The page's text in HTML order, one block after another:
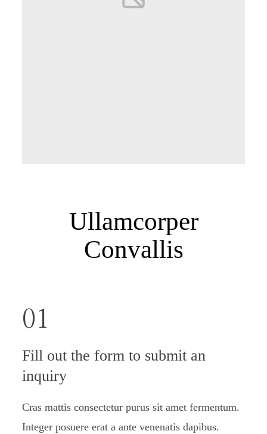
Ullamcorper
Convallis
01
Fill out the form to submit an
inquiry
Cras mattis consectetur purus sit amet fermentum.
Integer posuere erat a ante venenatis dapibus.